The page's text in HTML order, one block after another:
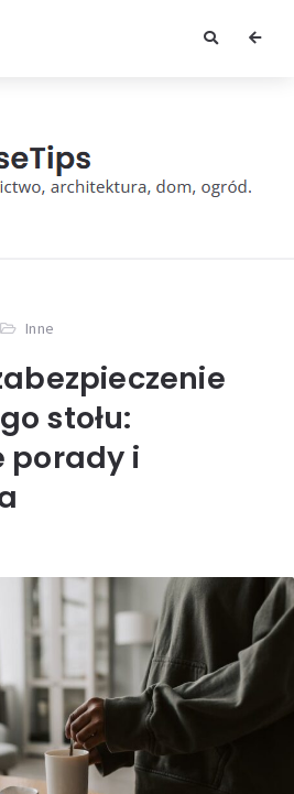
Inne
stołu:
porady i